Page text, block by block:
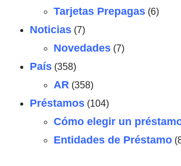
Tarjetas Prepagas (6)
Noticias (7)
Novedades (7)
País (358)
AR (358)
Préstamos (104)
Cómo elegir un
Entidades de Préstamo